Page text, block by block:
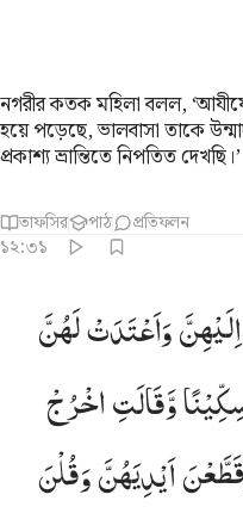
নগরীর কতক মহিলা বলল,
হয়ে পড়েছে, ভালবাসা তাকে
প্রকাশ্য ভ্রান্তিতে নিপতিত দেখছি।’
তাফসির পাঠ প্রতিফলন
১২:৩১
متكا واتت كل واحدة
لَهُنَّ مُتَّكَـًۭٔا وَءَاتَتْ كُلَّاِلَیْهِنَّوَاَعْتَدَتْلَهُنَّ
وَّقَالَتِاخْرُجْ
اَیْدِیَهُنَّوَقُلْنَ